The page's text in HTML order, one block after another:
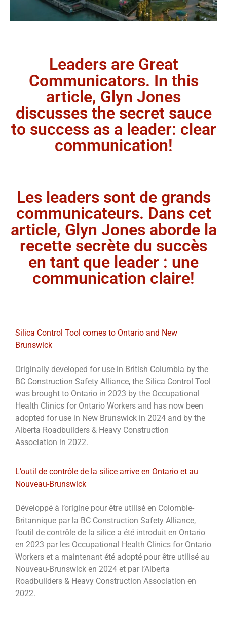
Leaders are Great
Communicators. In this
article, Glyn Jones
discusses the secret sauce
to success as a leader: clear
communication!
Les leaders sont de grands
communicateurs. Dans cet
article, Glyn Jones aborde la
recette secrète du succès
en tant que leader : une
communication claire!
Silica Control Tool comes to Ontario and New
Brunswick
Originally developed for use in British Columbia by the
BC Construction Safety Alliance, the Silica Control Tool
was brought to Ontario in 2023 by the Occupational
Health Clinics for Ontario Workers and has now been
adopted for use in New Brunswick in 2024 and by the
Alberta Roadbuilders & Heavy Construction
Association in 2022.
L’outil de contrôle de la silice arrive en Ontario et au
Nouveau-Brunswick
Développé à l’origine pour être utilisé en Colombie-
Britannique par la BC Construction Safety Alliance,
l’outil de contrôle de la silice a été introduit en Ontario
en 2023 par les Occupational Health Clinics for Ontario
Workers et a maintenant été adopté pour être utilisé au
Nouveau-Brunswick en 2024 et par l’Alberta
Roadbuilders & Heavy Construction Association en
2022.